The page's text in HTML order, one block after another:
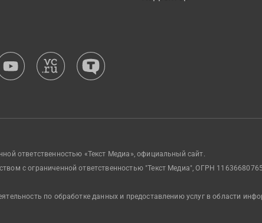
ответственностью «Текст Медиа», официальный сайт.
с ограниченной ответственностью "Текст Медиа", ОГРН
по обработке данных и предоставлению услуг в области